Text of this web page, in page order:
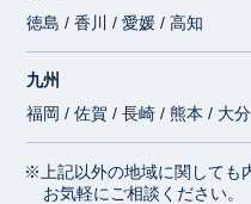
徳島 / 香川 / 愛媛 / 高知
九州
福岡 / 佐賀 / 長崎 / 熊本 / 大分
※上記以外の地域に関しても
お気軽にご相談ください。